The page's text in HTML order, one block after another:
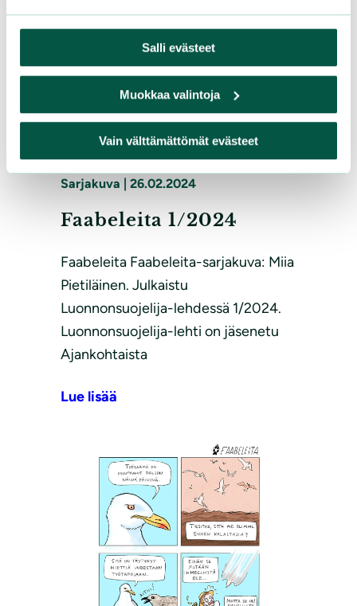
Salli evästeet
Muokkaa valintoja
Vain välttämättömät evästeet
Sarjakuva | 26.02.2024
Faabeleita 1/2024
Faabeleita Faabeleita-sarjakuva: Miia
Pietiläinen. Julkaistu
Luonnonsuojelija-lehdessä 1/2024.
Luonnonsuojelija-lehti on jäsenetu
Ajankohtaista
Lue lisää